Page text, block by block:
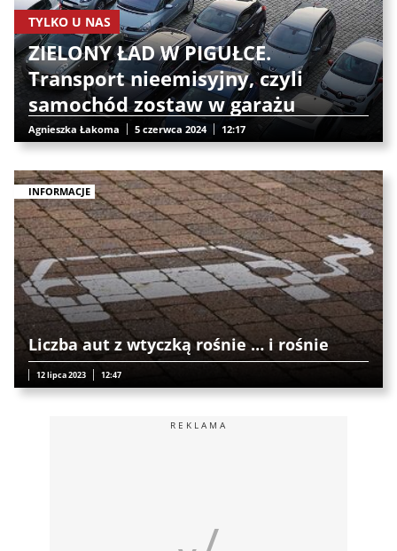
TYLKO U NAS
ZIELONY ŁAD W PIGUŁCE.
Transport nieemisyjny, czyli
samochód zostaw w garażu
Agnieszka Łakoma 5 czerwca 2024 12:17
INFORMACJE
Liczba aut z wtyczką rośnie … i rośnie
12 lipca 2023 12:47
REKLAMA